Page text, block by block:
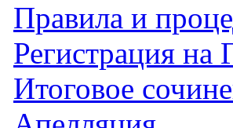
Правила и
Регистрация
Итоговое